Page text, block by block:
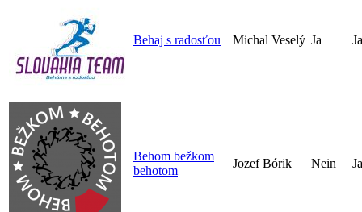
Behaj s radosťou Michal Veselý Ja Ja
Behom bežkom
behotom
Jozef Bórik Nein Ja